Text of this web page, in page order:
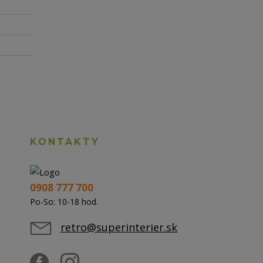
KONTAKTY
0908 777 700
Po-So: 10-18 hod.
retro@superinterier.sk